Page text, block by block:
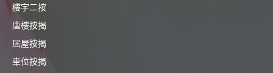
樓宇二按
唐樓按揭
居屋按揭
車位按揭